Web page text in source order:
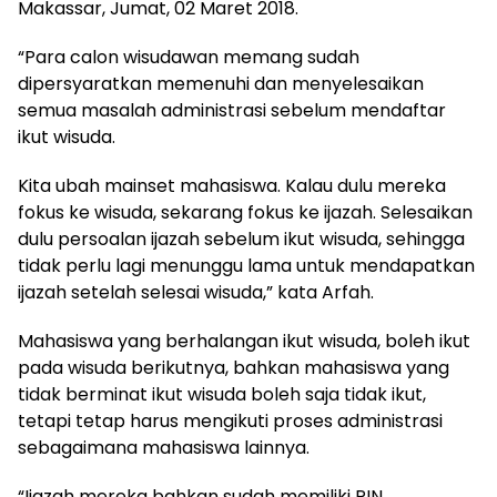
Makassar, Jumat, 02 Maret 2018.
“Para calon wisudawan memang sudah
dipersyaratkan memenuhi dan menyelesaikan
semua masalah administrasi sebelum mendaftar
ikut wisuda.
Kita ubah mainset mahasiswa. Kalau dulu mereka
fokus ke wisuda, sekarang fokus ke ijazah. Selesaikan
dulu persoalan ijazah sebelum ikut wisuda, sehingga
tidak perlu lagi menunggu lama untuk mendapatkan
ijazah setelah selesai wisuda,” kata Arfah.
Mahasiswa yang berhalangan ikut wisuda, boleh ikut
pada wisuda berikutnya, bahkan mahasiswa yang
tidak berminat ikut wisuda boleh saja tidak ikut,
tetapi tetap harus mengikuti proses administrasi
sebagaimana mahasiswa lainnya.